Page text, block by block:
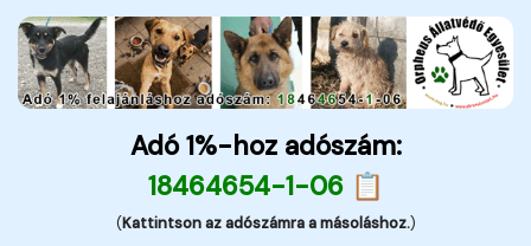
Adó 1%-hoz adószám:
18464654-1-06 📋
(Kattintson az adószámra a másoláshoz.)